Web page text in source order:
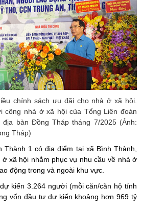
chính sách ưu đãi cho nhà ở xã hội.
công nhà ở xã hội của Tổng Liên đoàn
bàn Đồng Tháp tháng 7/2025 (Ảnh:
Tháp)
1 có địa điểm tại xã Bình Thành,
xã hội nhằm phục vụ nhu cầu về nhà ở
động trong và ngoài khu vực.
kiến 3.264 người (mỗi căn/căn hộ tính
vốn đầu tư dự kiến khoảng hơn 969 tỷ